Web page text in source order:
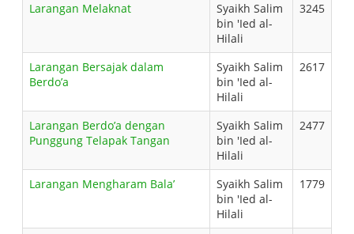
Larangan Melaknat
Syaikh Salim
bin 'Ied al-
Hilali
3245
Larangan Bersajak dalam
Berdo’a
Syaikh Salim
bin 'Ied al-
Hilali
2617
Larangan Berdo’a dengan
Punggung Telapak Tangan
Syaikh Salim
bin 'Ied al-
Hilali
2477
Larangan Mengharam Bala’
Syaikh Salim
bin 'Ied al-
Hilali
1779